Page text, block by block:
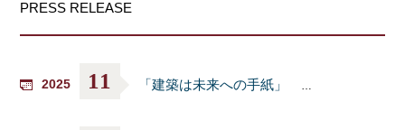
PRESS RELEASE
2025 11 「建築は未来への手紙」 ─建築家・三分一博志氏 特別授業 開催─のご案内について